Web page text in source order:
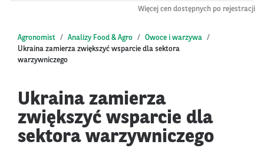
Więcej cen dostępnych po rejestracji
Agronomist Analizy Food & Agro
Owoce i warzywa
Ukraina zamierza zwiększyć wsparcie dla sektora
warzywniczego
Ukraina zamierza
zwiększyć wsparcie dla
sektora warzywniczego